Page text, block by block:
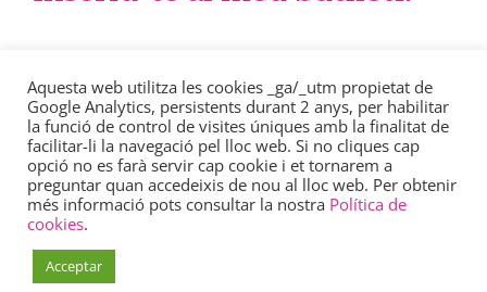
Consulta en aquest enllaç la nostrapolítica de privacitat.
Aquesta web utilitza les cookies _ga/_utm propietat de
Google Analytics, persistents durant 2 anys, per habilitar
la funció de control de visites úniques amb la finalitat de
facilitar-li la navegació pel lloc web. Si no cliques cap
opció no es farà servir cap cookie i et tornarem a
preguntar quan accedeixis de nou al lloc web. Per obtenir
més informació pots consultar la nostra Política de
cookies.
Acceptar